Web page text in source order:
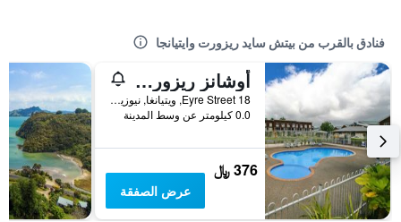
فنادق بالقرب من بيتش سايد ريزورت وايتيانجا
أوشانز ريزورت ويتييانجا
18 Eyre Street, ويتيانغا, نيوزيلندا
0.0 كيلومتر عن وسط المدينة
376 ﷼
عرض الصفقة